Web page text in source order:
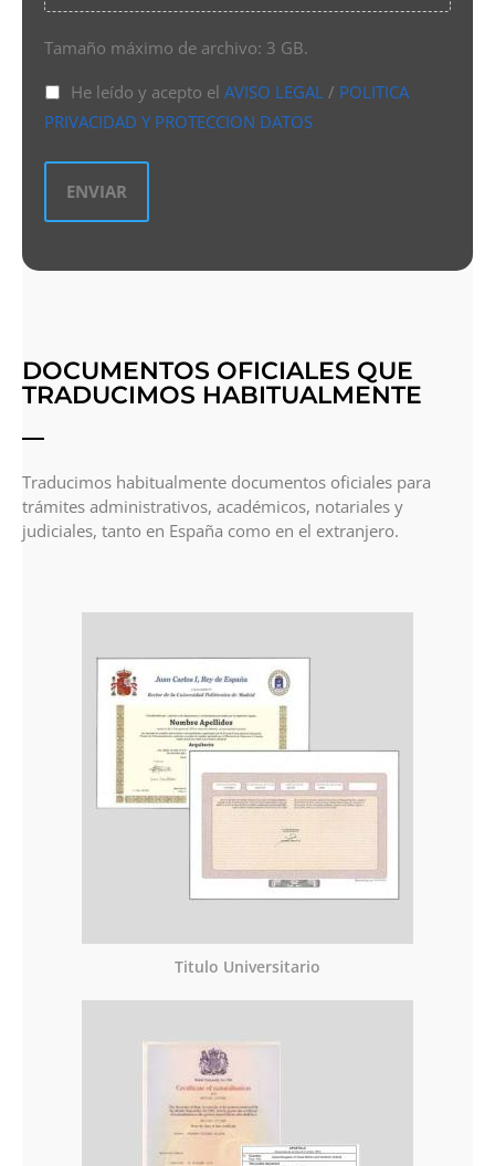
Tamaño máximo de archivo: 3 GB.
He leído y acepto el AVISO LEGAL / POLITICA
PRIVACIDAD Y PROTECCION DATOS
DOCUMENTOS OFICIALES QUE
TRADUCIMOS HABITUALMENTE
Traducimos habitualmente documentos oficiales para
trámites administrativos, académicos, notariales y
judiciales, tanto en España como en el extranjero.
Titulo Universitario